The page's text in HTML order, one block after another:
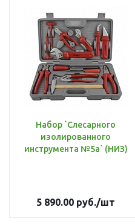
Набор `Слесарного
изолированного
инструмента №5а` (НИЗ)
5 890.00 руб./шт